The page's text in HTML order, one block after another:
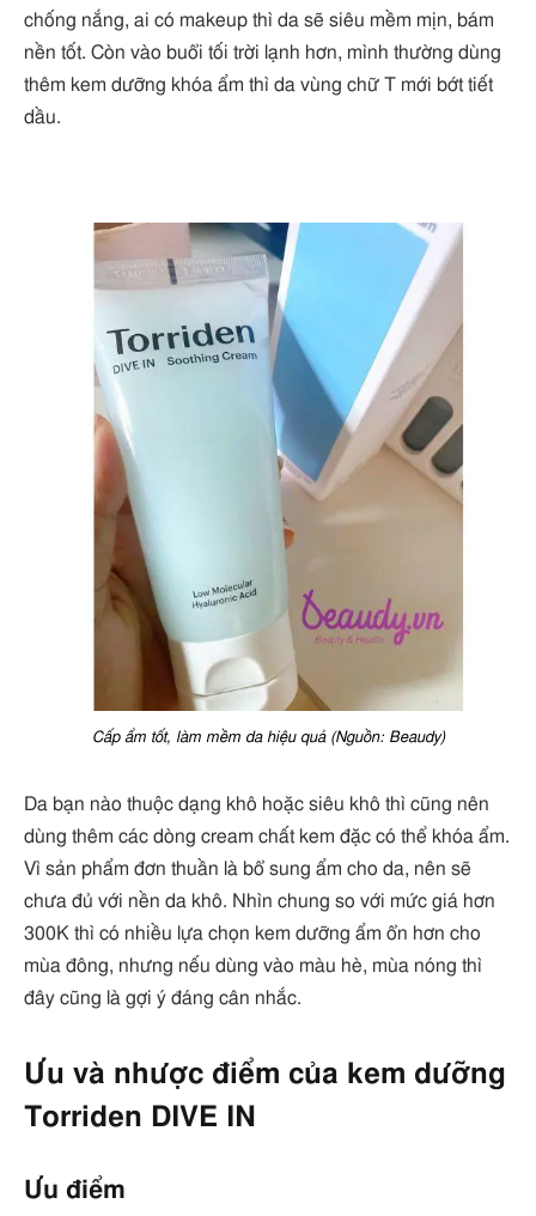
chống nắng, ai có makeup thì da sẽ siêu mềm mịn, bám
nền tốt. Còn vào buổi tối trời lạnh hơn, mình thường dùng
thêm kem dưỡng khóa ẩm thì da vùng chữ T mới bớt tiết
dầu.
Cấp ẩm tốt, làm mềm da hiệu quả (Nguồn: Beaudy)
Da bạn nào thuộc dạng khô hoặc siêu khô thì cũng nên
dùng thêm các dòng cream chất kem đặc có thể khóa ẩm.
Vì sản phẩm đơn thuần là bổ sung ẩm cho da, nên sẽ
chưa đủ với nền da khô. Nhìn chung so với mức giá hơn
300K thì có nhiều lựa chọn kem dưỡng ẩm ổn hơn cho
mùa đông, nhưng nếu dùng vào màu hè, mùa nóng thì
đây cũng là gợi ý đáng cân nhắc.
Ưu và nhược điểm của kem dưỡng
Torriden DIVE IN
Ưu điểm